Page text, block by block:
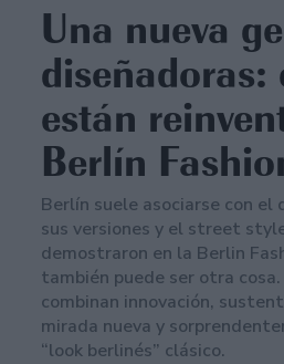
Una nueva
diseñadoras:
están
Berlín
Berlín suele asociarse con
sus versiones y el street
demostraron en la Berlin
también puede ser otra
combinan innovación,
mirada nueva y
“look berlinés” clásico.